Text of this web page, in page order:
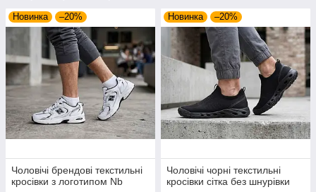
Новинка –20%
Чоловічі брендові текстильні
кросівки з логотипом Nb
Новинка –20%
Чоловічі чорні текстильні
кросівки сітка без шнурівки